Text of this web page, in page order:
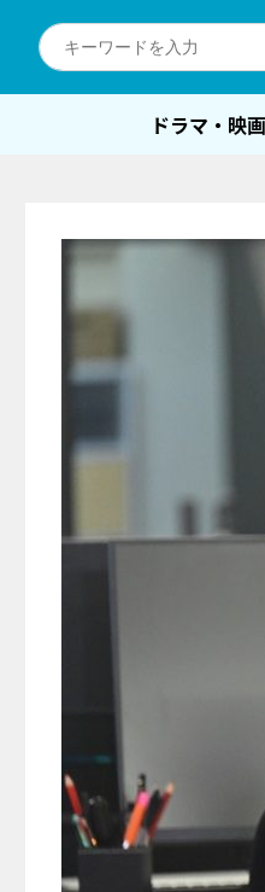
ドラマ・映画